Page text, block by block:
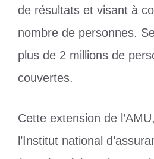
de résultats et visant à
nombre de personnes.
plus de 2 millions de
couvertes.
Cette extension de
l’Institut national